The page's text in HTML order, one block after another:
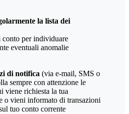
la lista dei
conto per individuare
eventuali anomalie
di notifica (via e-mail, SMS o
sempre con attenzione le
viene richiesta la tua
o vieni informato di transazioni
tuo conto corrente